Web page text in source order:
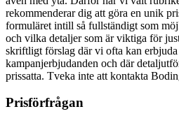
rekommenderar dig att göra en unik
formuläret intill så fullständigt som
och vilka detaljer som är viktiga för
skriftligt förslag där vi ofta kan
kampanjerbjudanden och där
prissatta. Tveka inte att kontakta
Prisförfrågan